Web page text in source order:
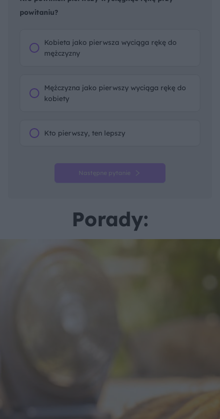
powitaniu?
Kobieta jako pierwsza wyciąga rękę do
mężczyzny
Mężczyzna jako pierwszy wyciąga rękę do
kobiety
Kto pierwszy, ten lepszy
Następne pytanie
Porady: